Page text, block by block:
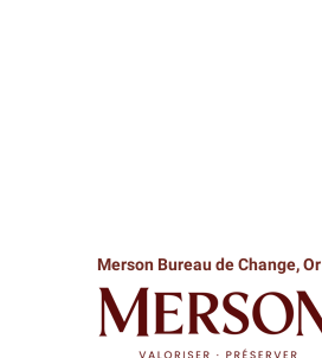
Merson Bureau de Change,